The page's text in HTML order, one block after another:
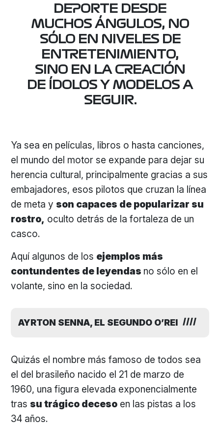
DEPORTE DESDE
MUCHOS ÁNGULOS, NO
SÓLO EN NIVELES DE
ENTRETENIMIENTO,
SINO EN LA CREACIÓN
DE ÍDOLOS Y MODELOS A
SEGUIR.
Ya sea en películas, libros o hasta canciones,
el mundo del motor se expande para dejar su
herencia cultural, principalmente gracias a sus
embajadores, esos pilotos que cruzan la línea
de meta yson capaces de popularizar su
rostro, oculto detrás de la fortaleza de un
casco.
Aquí algunos de los ejemplos más
contundentes de leyendas no sólo en el
volante, sino en la sociedad.
AYRTON SENNA, EL SEGUNDO O’REI
Quizás el nombre más famoso de todos sea
el del brasileño nacido el 21 de marzo de
1960, una figura elevada exponencialmente
trassu trágico deceso en las pistas a los
34 años.